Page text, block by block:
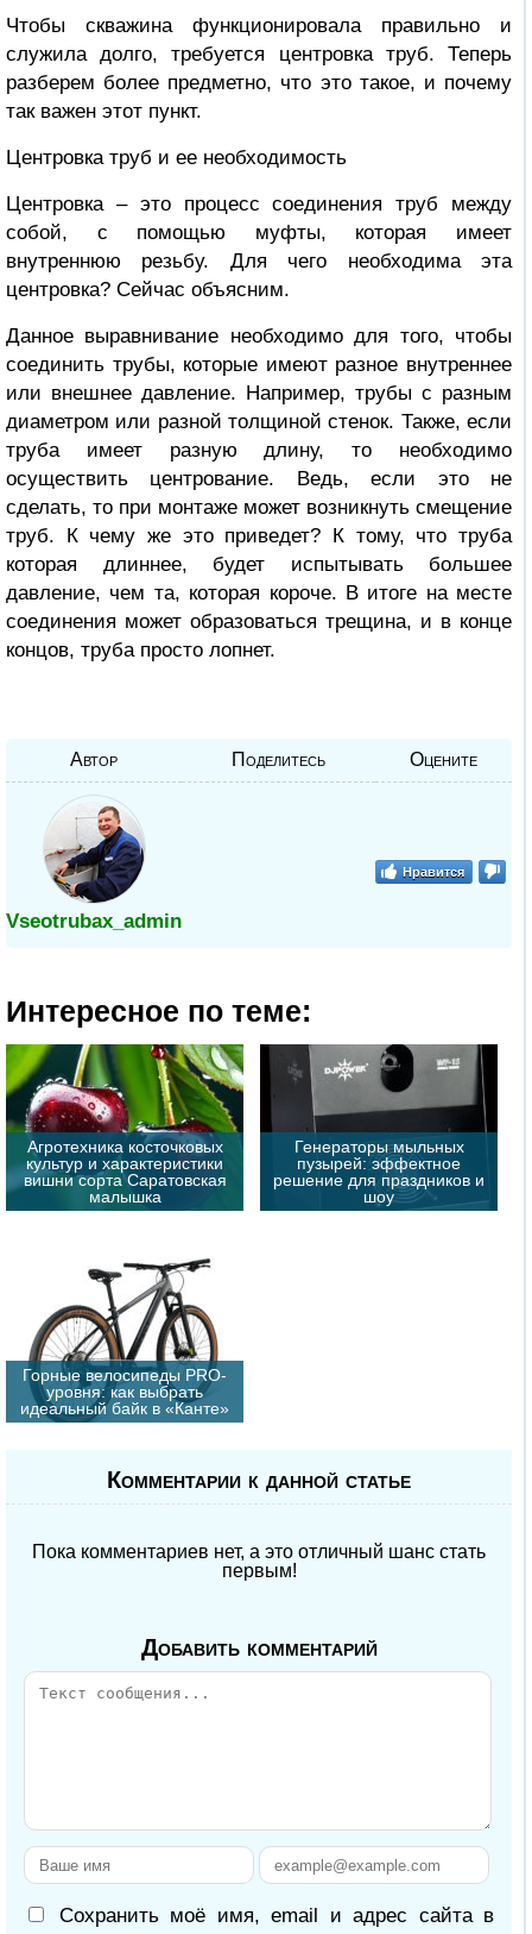
Чтобы скважина функционировала правильно и
служила долго, требуется центровка труб. Теперь
разберем более предметно, что это такое, и почему
так важен этот пункт.
Центровка труб и ее необходимость
Центровка – это процесс соединения труб между
собой, с помощью муфты, которая имеет
внутреннюю резьбу. Для чего необходима эта
центровка? Сейчас объясним.
Данное выравнивание необходимо для того, чтобы
соединить трубы, которые имеют разное внутреннее
или внешнее давление. Например, трубы с разным
диаметром или разной толщиной стенок. Также, если
труба имеет разную длину, то необходимо
осуществить центрование. Ведь, если это не
сделать, то при монтаже может возникнуть смещение
труб. К чему же это приведет? К тому, что труба
которая длиннее, будет испытывать большее
давление, чем та, которая короче. В итоге на месте
соединения может образоваться трещина, и в конце
концов, труба просто лопнет.
Автор Поделитесь Оцените
Vseotrubax_admin
Нравится
Интересное по теме:
Агротехника косточковых
культур и характеристики
вишни сорта Саратовская
малышка
Генераторы мыльных
пузырей: эффектное
решение для праздников и
шоу
Горные велосипеды PRO-
уровня: как выбрать
идеальный байк в «Канте»
Комментарии к данной статье
Пока комментариев нет, а это отличный шанс стать
первым!
Добавить комментарий
Сохранить моё имя, email и адрес сайта в